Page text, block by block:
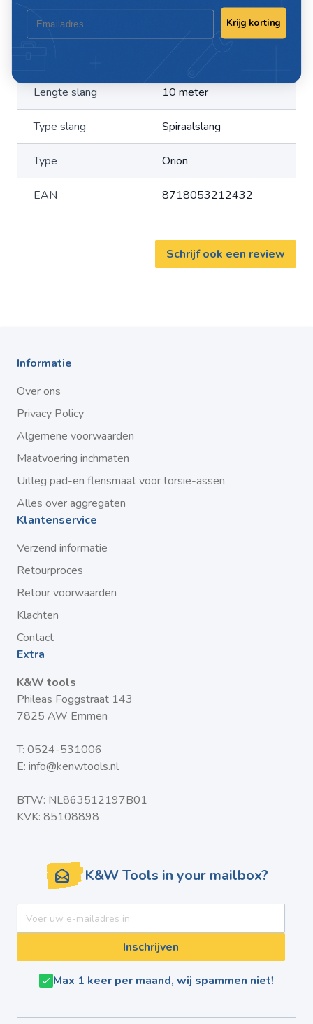
Artikelnummer
Lengte slang 10 meter
Type slang Spiraalslang
Type Orion
EAN 8718053212432
Schrijf ook een review
Informatie
Over ons
Privacy Policy
Algemene voorwaarden
Maatvoering inchmaten
Uitleg pad-en flensmaat voor torsie-assen
Alles over aggregaten
Klantenservice
Verzend informatie
Retourproces
Retour voorwaarden
Klachten
Contact
Extra
K&W tools
Phileas Foggstraat 143
7825 AW Emmen
T: 0524-531006
E: info@kenwtools.nl
BTW: NL863512197B01
KVK: 85108898
K&W Tools in your mailbox?
Inschrijven
Max 1 keer per maand, wij spammen niet!
Email
Krijg korting